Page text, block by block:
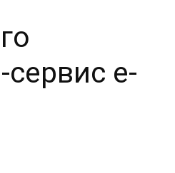
журнал
e-